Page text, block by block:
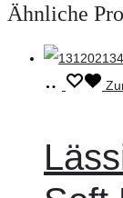
Ähnliche
In